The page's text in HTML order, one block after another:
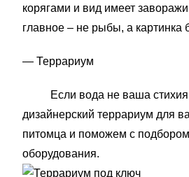
корягами и вид имеет
главное – не рыбы, а картинка
— Террариум
Если вода не ваша стихия,
дизайнерский террариум для
питомца и поможем с
оборудования.